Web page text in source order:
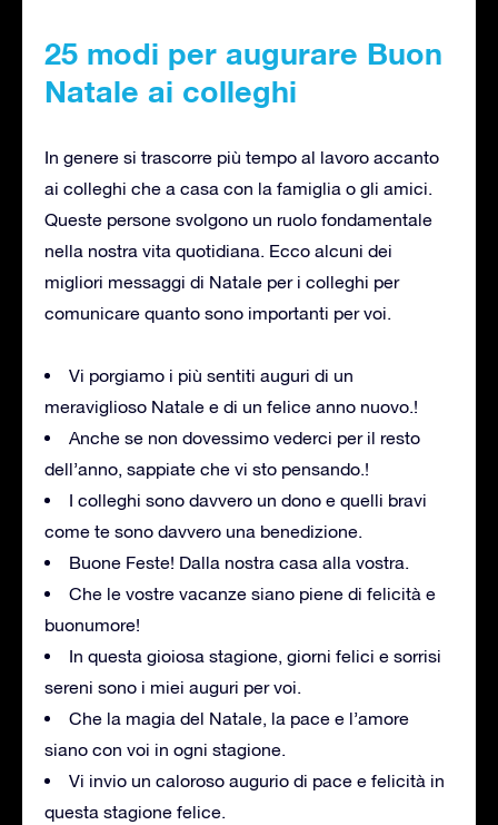
25 modi per augurare Buon
Natale ai colleghi
In genere si trascorre più tempo al lavoro accanto
ai colleghi che a casa con la famiglia o gli amici.
Queste persone svolgono un ruolo fondamentale
nella nostra vita quotidiana. Ecco alcuni dei
migliori messaggi di Natale per i colleghi per
comunicare quanto sono importanti per voi.
Vi porgiamo i più sentiti auguri di un
meraviglioso Natale e di un felice anno nuovo.!
Anche se non dovessimo vederci per il resto
dell’anno, sappiate che vi sto pensando.!
I colleghi sono davvero un dono e quelli bravi
come te sono davvero una benedizione.
Buone Feste! Dalla nostra casa alla vostra.
Che le vostre vacanze siano piene di felicità e
buonumore!
In questa gioiosa stagione, giorni felici e sorrisi
sereni sono i miei auguri per voi.
Che la magia del Natale, la pace e l’amore
siano con voi in ogni stagione.
Vi invio un caloroso augurio di pace e felicità in
questa stagione felice.